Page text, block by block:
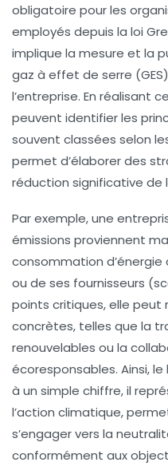
obligatoire pour les
employés depuis la loi
implique la mesure et la
gaz à effet de serre (GES)
l’entreprise. En réalisant
peuvent identifier les
souvent classées selon
permet d’élaborer des
réduction significative de
Par exemple, une
émissions proviennent
consommation d’énergie
ou de ses fournisseurs
points critiques, elle
concrètes, telles que la
renouvelables ou la
écoresponsables. Ainsi,
à un simple chiffre, il
l’action climatique,
s’engager vers la
conformément aux